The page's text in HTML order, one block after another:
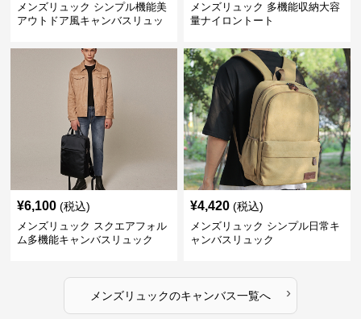
メンズリュック シンプル機能美
アウトドア風キャンバスリュッ
メンズリュック 多機能収納大容
量ナイロントート
¥6,100 (税込)
メンズリュック スクエアフォル
ム多機能キャンバスリュック
¥4,420 (税込)
メンズリュック シンプル日常キ
ャンバスリュック
メンズリュックのキャンバス一覧へ ›